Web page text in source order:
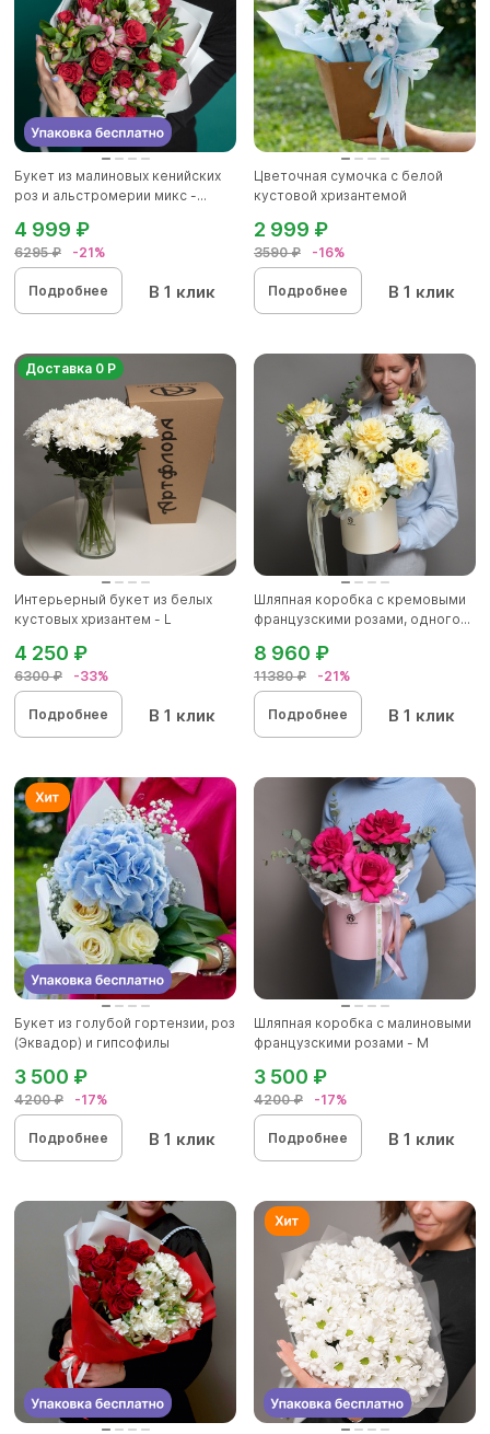
Букет из малиновых кенийских
роз и альстромерии микс -...
6295 ₽ -21%
4 999 ₽
Подробнее В 1 клик
Цветочная сумочка с белой
кустовой хризантемой
3590 ₽ -16%
2 999 ₽
Подробнее В 1 клик
Доставка 0 Р
Интерьерный букет из белых
кустовых хризантем - L
6300 ₽ -33%
4 250 ₽
Подробнее В 1 клик
Шляпная коробка с кремовыми
французскими розами, одного...
11380 ₽ -21%
8 960 ₽
Подробнее В 1 клик
Букет из голубой гортензии, роз
(Эквадор) и гипсофилы
4200 ₽ -17%
3 500 ₽
Подробнее В 1 клик
Шляпная коробка с малиновыми
французскими розами - M
4200 ₽ -17%
3 500 ₽
Подробнее В 1 клик